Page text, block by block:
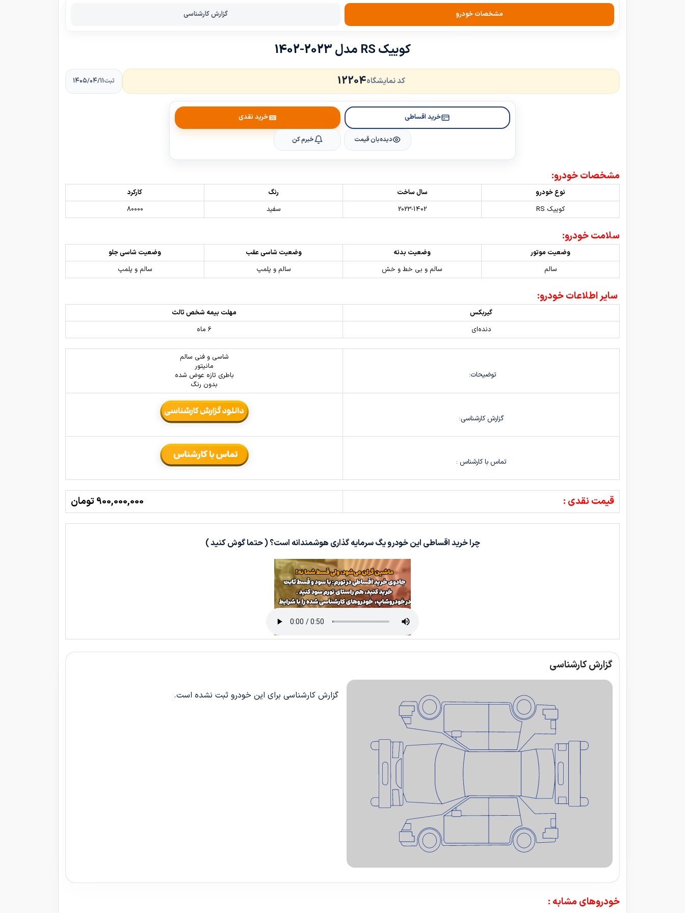
مشخصات خودرو گزارش کارشناسی
کوییک RS مدل 2023-1402
کد نمایشگاه12204 ثبت۱۴۰۵/۰۴/۱۱
خرید اقساطی خرید نقدی
دیده‌بان قیمت خبرم کن
مشخصات خودرو:
نوع خودرو سال ساخت رنگ
کارکرد
کوییک RS
2023-1402 سفید 80000
سلامت خودرو:
وضعیت موتور وضعیت بدنه وضعیت شاسی عقب
وضعیت شاسی جلو
سالم
سالم و بی خط و خش سالم و پلمپ سالم و پلمپ
سایر اطلاعات خودرو:
گیربکس
مهلت بیمه شخص ثالث
دنده‌ای
6 ماه
توضیحات:
شاسی و فنی سالم
مانیتور
باطری تازه عوض شده
بدون رنگ
گزارش کارشناسی:
تماس با کارشناس :
قیمت نقدی : 900,000,000 تومان
چرا خرید اقساطی این خودرو یگ سرمایه گذاری هوشمندانه است؟ ( حتما گوش کنید )
گزارش کارشناسی
گزارش کارشناسی برای این خودرو ثبت نشده است.
خودروهای مشابه :